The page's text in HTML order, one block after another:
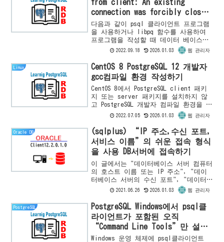
from client: An existing
connection was forcibly closed
by the remote host.
다음과 같이 psql 클라이언트 프로그램
을 사용하거나 libpq 함수를 사용하여
프로그램을 작성할 때 데이터 베이스에
접속한 후 정상적인 종료 절차를 거치지
않고 프로그램을 닫는다면 Linux
Server에서는 $P...
2022.09.18 2026.01.03 웹 관리자
Linux
CentOS 8 PostgreSQL 12 개발자
gcc컴파일 환경 작성하기
CentOS 8에서 PostgreSQL client 패키
지 또는 server 패키지를 설치하지 않
고 PostgreSQL 개발자 컴파일 환경을 작
성하는 방법을 소개합니다. CentOS 7
2022.07.05 2026.01.03 웹 관리자
Oracle DB
(sqlplus) “IP 주소,수신 포트,
서비스 이름”의 쉬운 접속 형식
을 사용 DB서버에 접속하기
이 글에서는 "데이터베이스 서버 컴퓨터
의 호스트 이름 또는 IP 주소", "데이
터베이스 서버의 수신 포트", "데이터
베이스의 서비스 이름"의 세가지 정보를
직접 sqlplus명령에 지정하여 DB 접속
하는 "쉬운 접속...
2021.06.26 2026.01.03 웹 관리자
PostgreSQL
PostgreSQL Windows에서 psql클
라이언트가 포함된 오직
“Command Line Tools”만 설치
하기
Windows 운영 체제에 psql클라이언트